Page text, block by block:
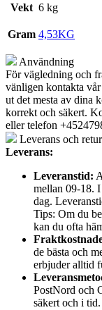
Vekt 6 kg
Gram 4,53KG
Användning
För vägledning och
vänligen kontakta
ut det mesta av dina
korrekt och säkert.
eller telefon
Leverans och retur
Leverans:
Leveranstid:
mellan 09-18.
dag.
Tips: Om du
kan du ofta
de bästa och
erbjuder alltid
PostNord och
säkert och i tid.